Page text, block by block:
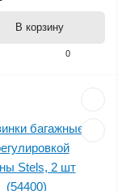
0
В корзину